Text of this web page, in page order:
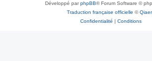
Développé parphpBB® Forum Software ©
Traduction française officielle ©
Confidentialité | Conditions